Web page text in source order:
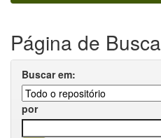
Página de Busca
Buscar em:
por